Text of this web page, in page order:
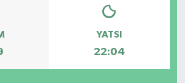
YATSI
22:04